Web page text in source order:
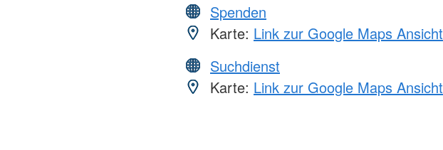
Spenden
Karte: Link zur Google Maps Ansicht
Suchdienst
Karte: Link zur Google Maps Ansicht